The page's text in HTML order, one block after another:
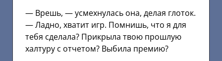
— Врешь, — усмехнулась она, делая глоток.
— Ладно, хватит игр. Помнишь, что я для
тебя сделала? Прикрыла твою прошлую
халтуру с отчетом? Выбила премию?